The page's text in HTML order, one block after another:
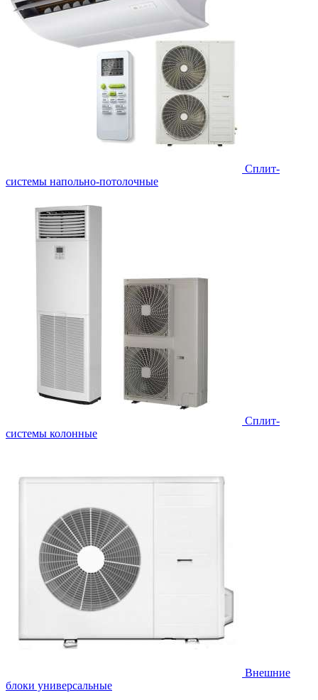
Сплит-
системы напольно-потолочные
Cплит-
системы колонные
Внешние
блоки универсальные